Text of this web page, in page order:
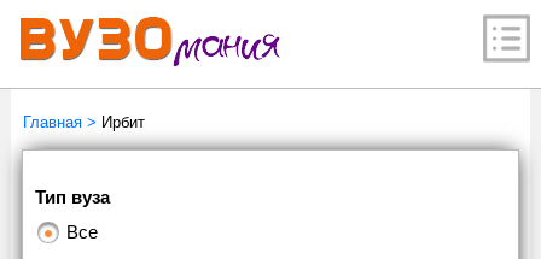
Главная> Ирбит
Тип вуза
Все